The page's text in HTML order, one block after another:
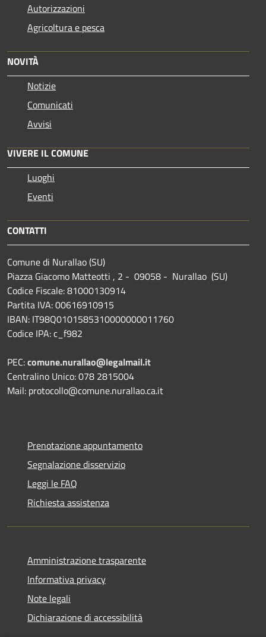
Autorizzazioni
Agricoltura e pesca
NOVITÀ
Notizie
Comunicati
Avvisi
VIVERE IL COMUNE
Luoghi
Eventi
CONTATTI
Comune di Nurallao (SU)
Piazza Giacomo Matteotti , 2 - 09058 - Nurallao (SU)
Codice Fiscale: 81000130914
Partita IVA: 00616910915
IBAN: IT98Q0101585310000000011760
Codice IPA: c_f982
PEC:comune.nurallao@legalmail.it
Centralino Unico: 078 2815004
Mail: protocollo@comune.nurallao.ca.it
Prenotazione appuntamento
Segnalazione disservizio
Leggi le FAQ
Richiesta assistenza
Amministrazione trasparente
Informativa privacy
Note legali
Dichiarazione di accessibilità